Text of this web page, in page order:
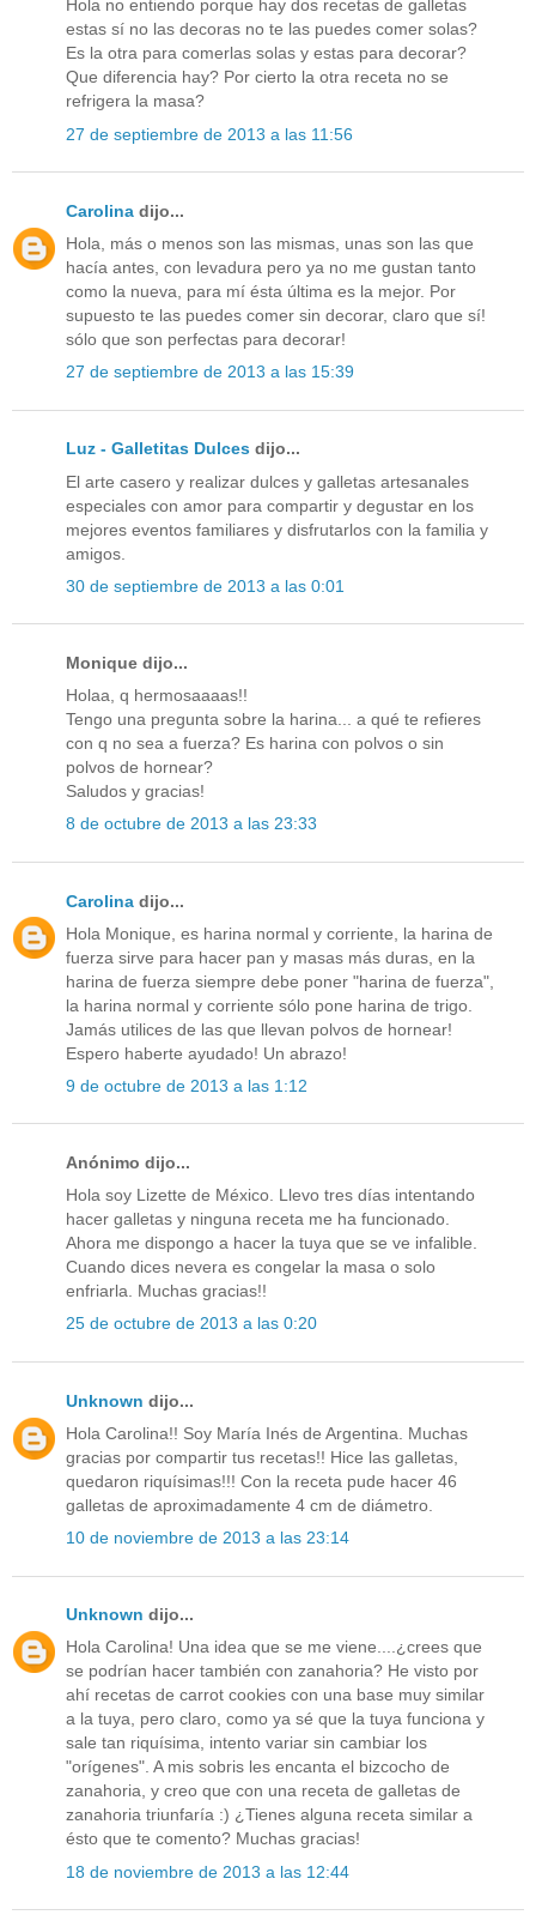
Hola no entiendo porque hay dos recetas de galletas
estas sí no las decoras no te las puedes comer solas?
Es la otra para comerlas solas y estas para decorar?
Que diferencia hay? Por cierto la otra receta no se
refrigera la masa?
27 de septiembre de 2013 a las 11:56
Carolina dijo...
Hola, más o menos son las mismas, unas son las que
hacía antes, con levadura pero ya no me gustan tanto
como la nueva, para mí ésta última es la mejor. Por
supuesto te las puedes comer sin decorar, claro que sí!
sólo que son perfectas para decorar!
27 de septiembre de 2013 a las 15:39
Luz - Galletitas Dulces dijo...
El arte casero y realizar dulces y galletas artesanales
especiales con amor para compartir y degustar en los
mejores eventos familiares y disfrutarlos con la familia y
amigos.
30 de septiembre de 2013 a las 0:01
Monique dijo...
Holaa, q hermosaaaas!!
Tengo una pregunta sobre la harina... a qué te refieres
con q no sea a fuerza? Es harina con polvos o sin
polvos de hornear?
Saludos y gracias!
8 de octubre de 2013 a las 23:33
Carolina dijo...
Hola Monique, es harina normal y corriente, la harina de
fuerza sirve para hacer pan y masas más duras, en la
harina de fuerza siempre debe poner "harina de fuerza",
la harina normal y corriente sólo pone harina de trigo.
Jamás utilices de las que llevan polvos de hornear!
Espero haberte ayudado! Un abrazo!
9 de octubre de 2013 a las 1:12
Anónimo dijo...
Hola soy Lizette de México. Llevo tres días intentando
hacer galletas y ninguna receta me ha funcionado.
Ahora me dispongo a hacer la tuya que se ve infalible.
Cuando dices nevera es congelar la masa o solo
enfriarla. Muchas gracias!!
25 de octubre de 2013 a las 0:20
Unknown dijo...
Hola Carolina!! Soy María Inés de Argentina. Muchas
gracias por compartir tus recetas!! Hice las galletas,
quedaron riquísimas!!! Con la receta pude hacer 46
galletas de aproximadamente 4 cm de diámetro.
10 de noviembre de 2013 a las 23:14
Unknown dijo...
Hola Carolina! Una idea que se me viene....¿crees que
se podrían hacer también con zanahoria? He visto por
ahí recetas de carrot cookies con una base muy similar
a la tuya, pero claro, como ya sé que la tuya funciona y
sale tan riquísima, intento variar sin cambiar los
"orígenes". A mis sobris les encanta el bizcocho de
zanahoria, y creo que con una receta de galletas de
zanahoria triunfaría :) ¿Tienes alguna receta similar a
ésto que te comento? Muchas gracias!
18 de noviembre de 2013 a las 12:44